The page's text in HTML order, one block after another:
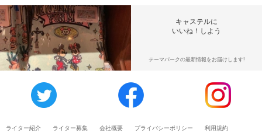
キャステルに
いいね！しよう
テーマパークの最新情報をお届けします!
ライター紹介 ライター募集 会社概要 プライバシーポリシー 利用規約